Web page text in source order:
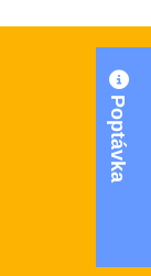
Poptávka